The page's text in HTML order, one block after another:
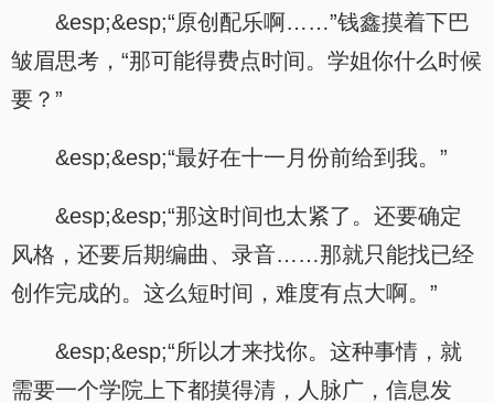
&esp;&esp;“原创配乐啊……”钱鑫摸着下巴
皱眉思考，“那可能得费点时间。学姐你什么时候
要？”
&esp;&esp;“最好在十一月份前给到我。”
&esp;&esp;“那这时间也太紧了。还要确定
风格，还要后期编曲、录音……那就只能找已经
创作完成的。这么短时间，难度有点大啊。”
&esp;&esp;“所以才来找你。这种事情，就
需要一个学院上下都摸得清，人脉广，信息发